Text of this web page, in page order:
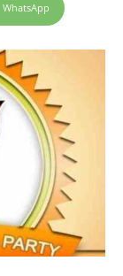
WhatsApp